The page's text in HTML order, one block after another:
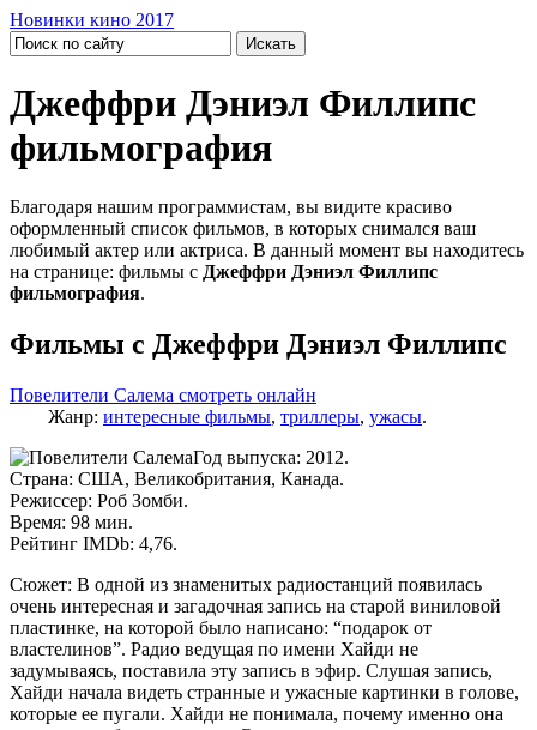
Новинки кино 2017
Джеффри Дэниэл Филлипс
фильмография
Благодаря нашим программистам, вы видите красиво
оформленный список фильмов, в которых снимался ваш
любимый актер или актриса. В данный момент вы находитесь
на странице: фильмы с Джеффри Дэниэл Филлипс
фильмография.
Фильмы с Джеффри Дэниэл Филлипс
Повелители Салема смотреть онлайн
Жанр: интересные фильмы, триллеры, ужасы.
Год выпуска: 2012.
Страна: США, Великобритания, Канада.
Режиссер: Роб Зомби.
Время: 98 мин.
Рейтинг IMDb: 4,76.
Сюжет: В одной из знаменитых радиостанций появилась
очень интересная и загадочная запись на старой виниловой
пластинке, на которой было написано: “подарок от
властелинов”. Радио ведущая по имени Хайди не
задумываясь, поставила эту запись в эфир. Слушая запись,
Хайди начала видеть странные и ужасные картинки в голове,
которые ее пугали. Хайди не понимала, почему именно она